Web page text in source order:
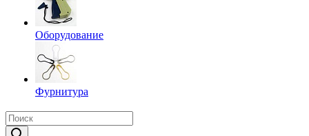
Оборудование
Фурнитура